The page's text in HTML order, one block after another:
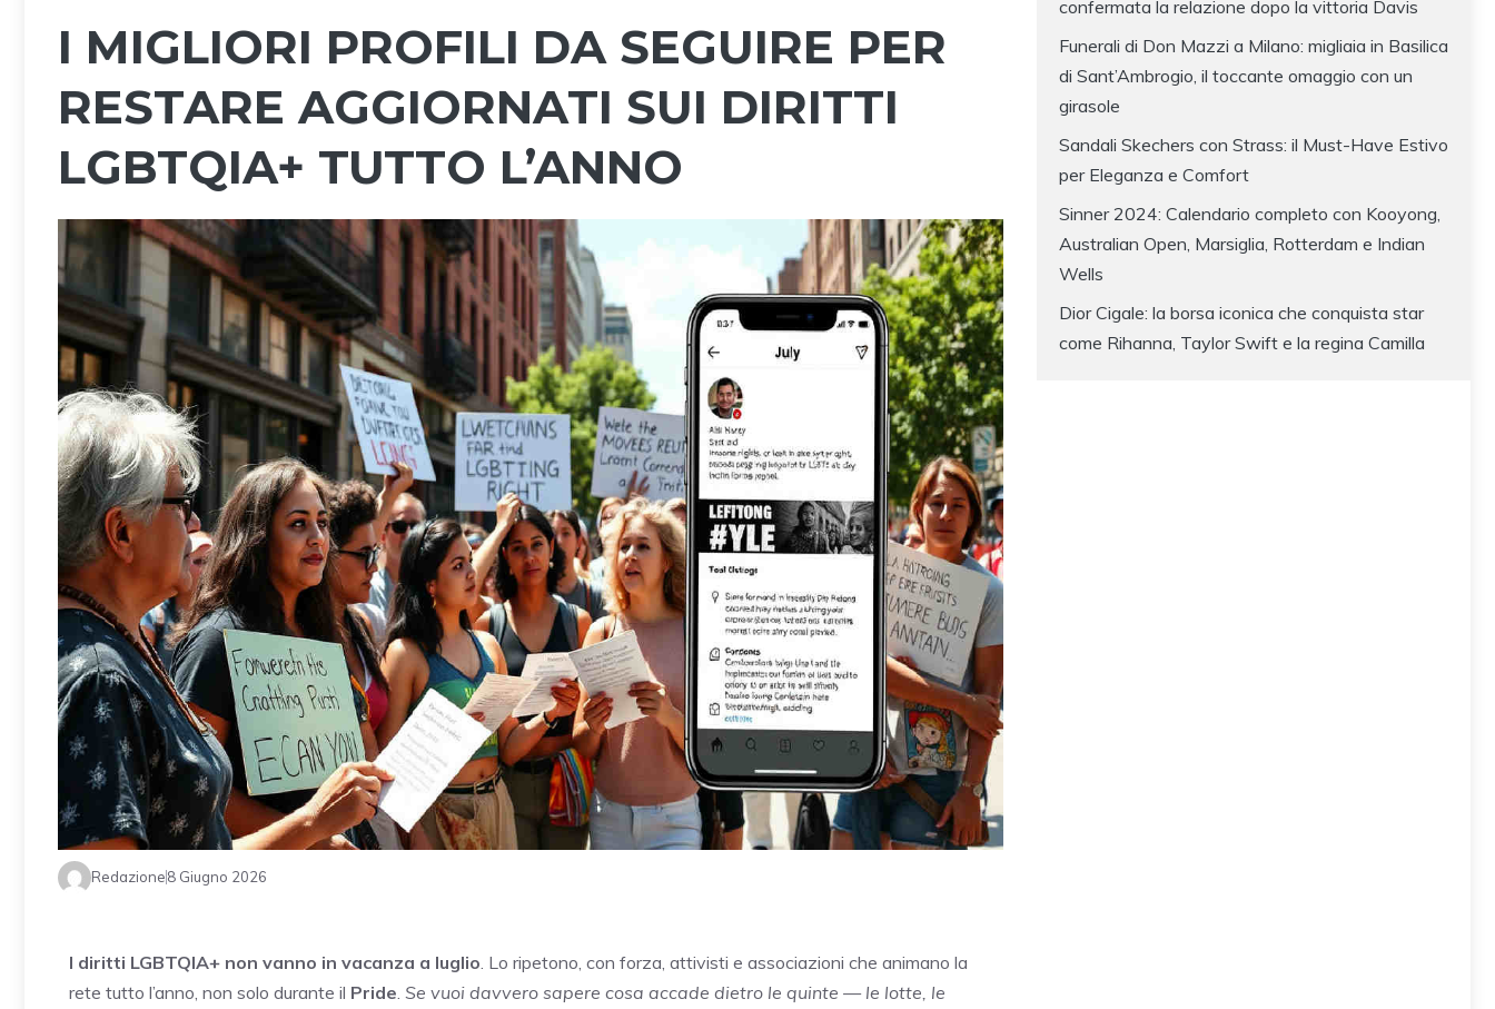
I MIGLIORI PROFILI DA SEGUIRE PER
RESTARE AGGIORNATI SUI DIRITTI
LGBTQIA+ TUTTO L’ANNO
Redazione8 Giugno 2026
I diritti LGBTQIA+ non vanno in vacanza a luglio . Lo ripetono, con forza, attivisti e associazioni che animano la
rete tutto l’anno, non solo durante il Pride Se vuoi davvero sapere cosa accade dietro le quinte — le lotte, le
confermata la relazione dopo la vittoria Davis
Funerali di Don Mazzi a Milano: migliaia in Basilica
di Sant’Ambrogio, il toccante omaggio con un
girasole
Sandali Skechers con Strass: il Must-Have Estivo
per Eleganza e Comfort
Sinner 2024: Calendario completo con Kooyong,
Australian Open, Marsiglia, Rotterdam e Indian
Wells
Dior Cigale: la borsa iconica che conquista star
come Rihanna, Taylor Swift e la regina Camilla